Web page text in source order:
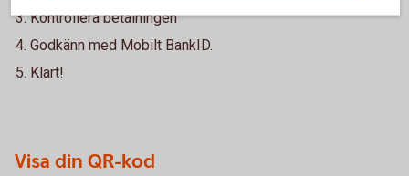
Kontrollera betalningen
Godkänn med Mobilt BankID.
Klart!
Visa din QR-kod